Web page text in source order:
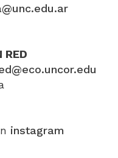
RED
instagram